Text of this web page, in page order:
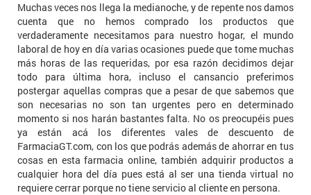
Muchas veces nos llega la medianoche, y de repente nos damos
cuenta que no hemos comprado los productos que
verdaderamente necesitamos para nuestro hogar, el mundo
laboral de hoy en día varias ocasiones puede que tome muchas
más horas de las requeridas, por esa razón decidimos dejar
todo para última hora, incluso el cansancio preferimos
postergar aquellas compras que a pesar de que sabemos que
son necesarias no son tan urgentes pero en determinado
momento si nos harán bastantes falta. No os preocupéis pues
ya están acá los diferentes vales de descuento de
FarmaciaGT.com, con los que podrás además de ahorrar en tus
cosas en esta farmacia online, también adquirir productos a
cualquier hora del día pues está al ser una tienda virtual no
requiere cerrar porque no tiene servicio al cliente en persona.